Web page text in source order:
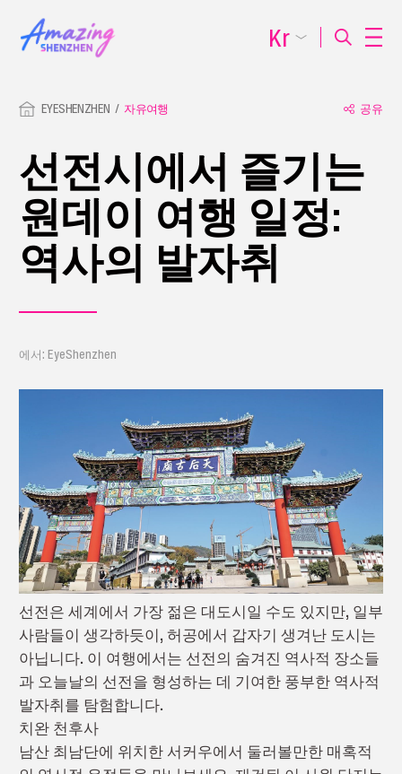
EYESHENZHEN 자유여행 공유
선전시에서 즐기는
원데이 여행 일정:
역사의 발자취
에서: EyeShenzhen
선전은 세계에서 가장 젊은 대도시일 수도 있지만, 일부
사람들이 생각하듯이, 허공에서 갑자기 생겨난 도시는
아닙니다. 이 여행에서는 선전의 숨겨진 역사적 장소들
과 오늘날의 선전을 형성하는 데 기여한 풍부한 역사적
발자취를 탐험합니다.
치완 천후사
남산 최남단에 위치한 서커우에서 둘러볼만한 매혹적
Kr